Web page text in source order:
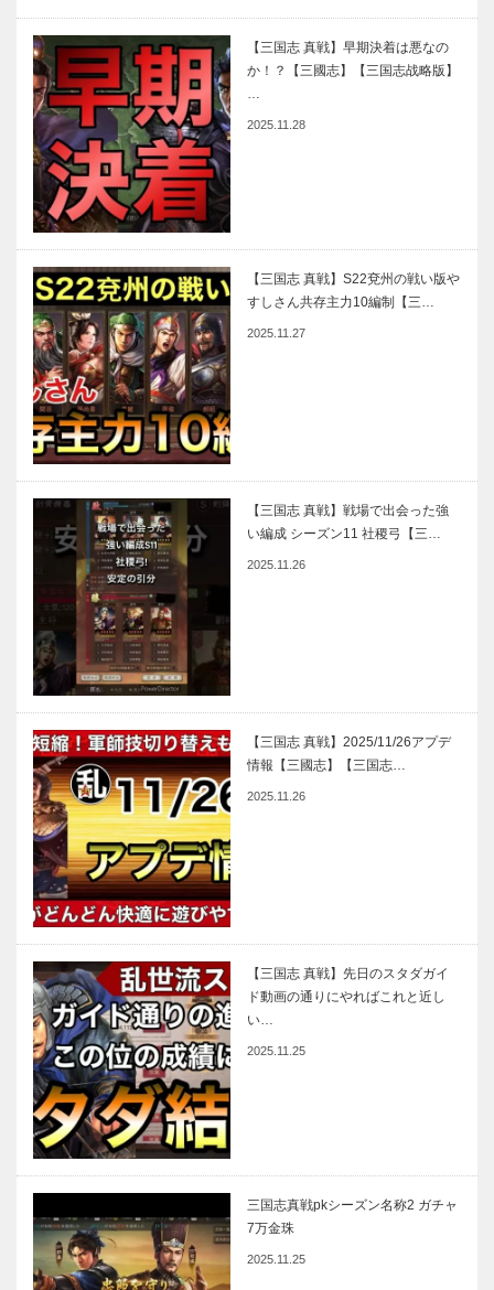
【三国志 真戦】早期決着は悪なの
か！？【三國志】【三国志战略版】
…
2025.11.28
【三国志 真戦】S22兗州の戦い版や
すしさん共存主力10編制【三…
2025.11.27
【三国志 真戦】戦場で出会った強
い編成 シーズン11 社稷弓【三…
2025.11.26
【三国志 真戦】2025/11/26アプデ
情報【三國志】【三国志…
2025.11.26
【三国志 真戦】先日のスタダガイ
ド動画の通りにやればこれと近し
い…
2025.11.25
三国志真戦pkシーズン名称2 ガチャ
7万金珠
2025.11.25